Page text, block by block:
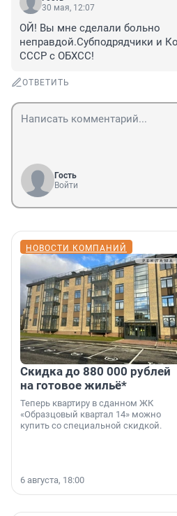
30 мая, 12:07
ОЙ! Вы мне сделали больно
неправдой.Субподрядчики и
СССР с ОБХСС!
ОТВЕТИТЬ
Гость
Войти
НОВОСТИ КОМПАНИЙ
Скидка до 880 000 рублей
на готовое жильё*
Теперь квартиру в сданном ЖК
«Образцовый квартал 14» можно
купить со специальной скидкой.
6 августа, 18:00